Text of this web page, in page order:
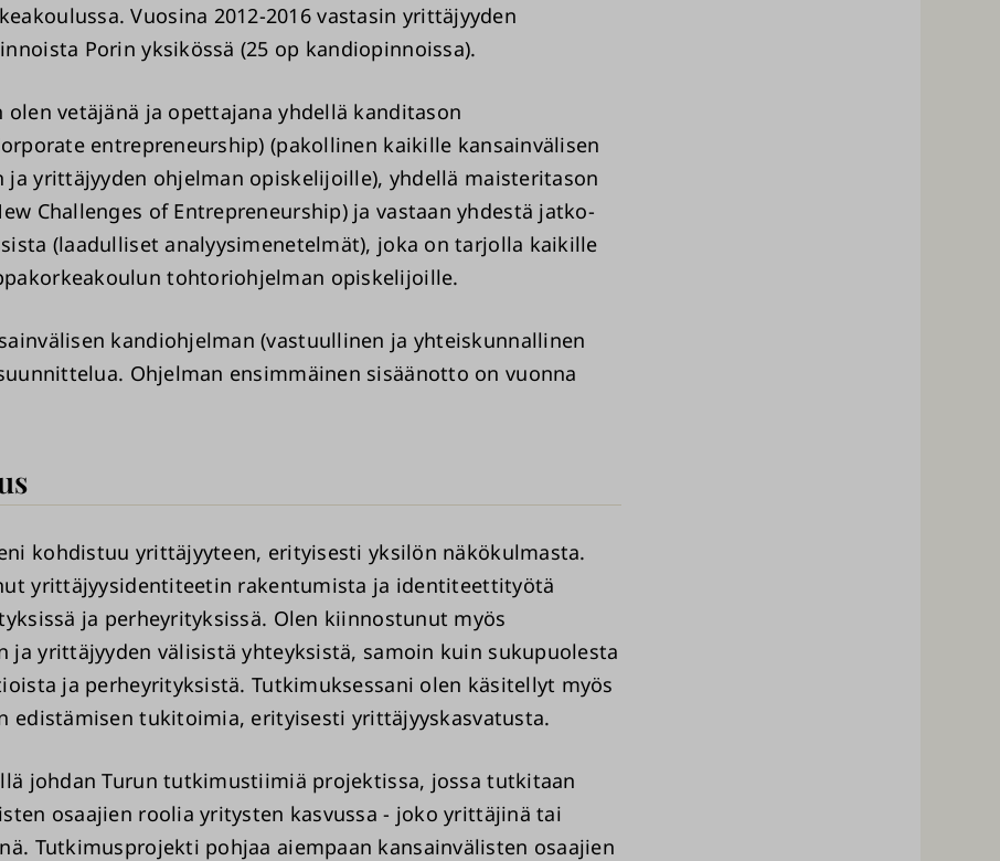
Vuosina 2012-2016 vastasin yrittäjyyden
Porin yksikössä (25 op kandiopinnoissa).
olen vetäjänä ja opettajana yhdellä kanditason
entrepreneurship) (pakollinen kaikille kansainvälisen
ja yrittäjyyden ohjelman opiskelijoille), yhdellä maisteritason
Challenges of Entrepreneurship) ja vastaan yhdestä jatko-
(laadulliset analyysimenetelmät), joka on tarjolla kaikille
tohtoriohjelman opiskelijoille.
kandiohjelman (vastuullinen ja yhteiskunnallinen
Ohjelman ensimmäinen sisäänotto on vuonna
kohdistuu yrittäjyyteen, erityisesti yksilön näkökulmasta.
yrittäjyysidentiteetin rakentumista ja identiteettityötä
ja perheyrityksissä. Olen kiinnostunut myös
ja yrittäjyyden välisistä yhteyksistä, samoin kuin sukupuolesta
ja perheyrityksistä. Tutkimuksessani olen käsitellyt myös
edistämisen tukitoimia, erityisesti yrittäjyyskasvatusta.
johdan Turun tutkimustiimiä projektissa, jossa tutkitaan
osaajien roolia yritysten kasvussa - joko yrittäjinä tai
Tutkimusprojekti pohjaa aiempaan kansainvälisten osaajien